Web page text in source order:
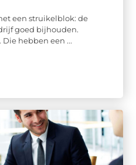
een struikelblok: de
goed bijhouden.
hebben een ...